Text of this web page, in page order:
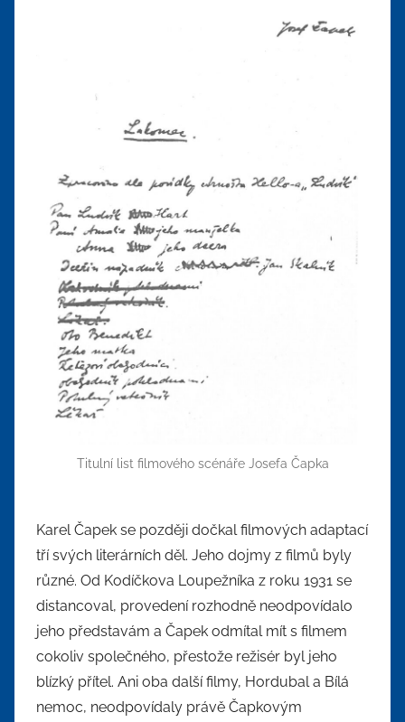
Titulní list filmového scénáře Josefa Čapka
Karel Čapek se později dočkal filmových adaptací
tří svých literárních děl. Jeho dojmy z filmů byly
různé. Od Kodíčkova Loupežníka z roku 1931 se
distancoval, provedení rozhodně neodpovídalo
jeho představám a Čapek odmítal mít s filmem
cokoliv společného, přestože režisér byl jeho
blízký přítel. Ani oba další filmy, Hordubal a Bílá
nemoc, neodpovídaly právě Čapkovým